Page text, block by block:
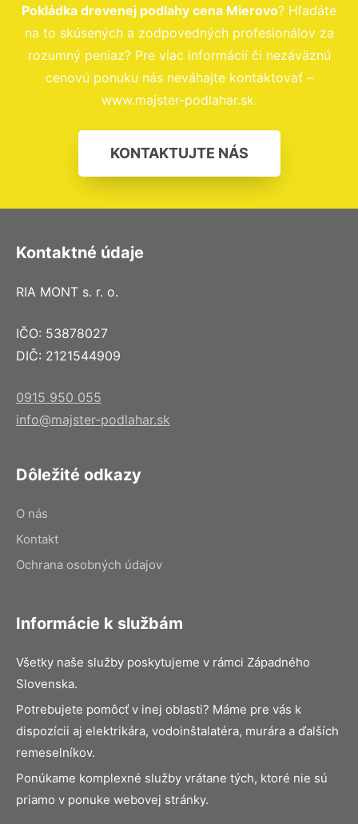
Pokládka drevenej podlahy cena Mierovo? Hľadáte
na to skúsených a zodpovedných profesionálov za
rozumný peniaz? Pre viac informácií či nezáväznú
cenovú ponuku nás neváhajte kontaktovať –
www.majster-podlahar.sk.
KONTAKTUJTE NÁS
Kontaktné údaje
RIA MONT s. r. o.
IČO: 53878027
DIČ: 2121544909
0915 950 055
info@majster-podlahar.sk
Dôležité odkazy
O nás
Kontakt
Ochrana osobných údajov
Informácie k službám
Všetky naše služby poskytujeme v rámci Západného
Slovenska.
Potrebujete pomôcť v inej oblasti? Máme pre vás k
dispozícii aj elektrikára, vodoinštalatéra, murára a ďalších
remeselníkov.
Ponúkame komplexné služby vrátane tých, ktoré nie sú
priamo v ponuke webovej stránky.